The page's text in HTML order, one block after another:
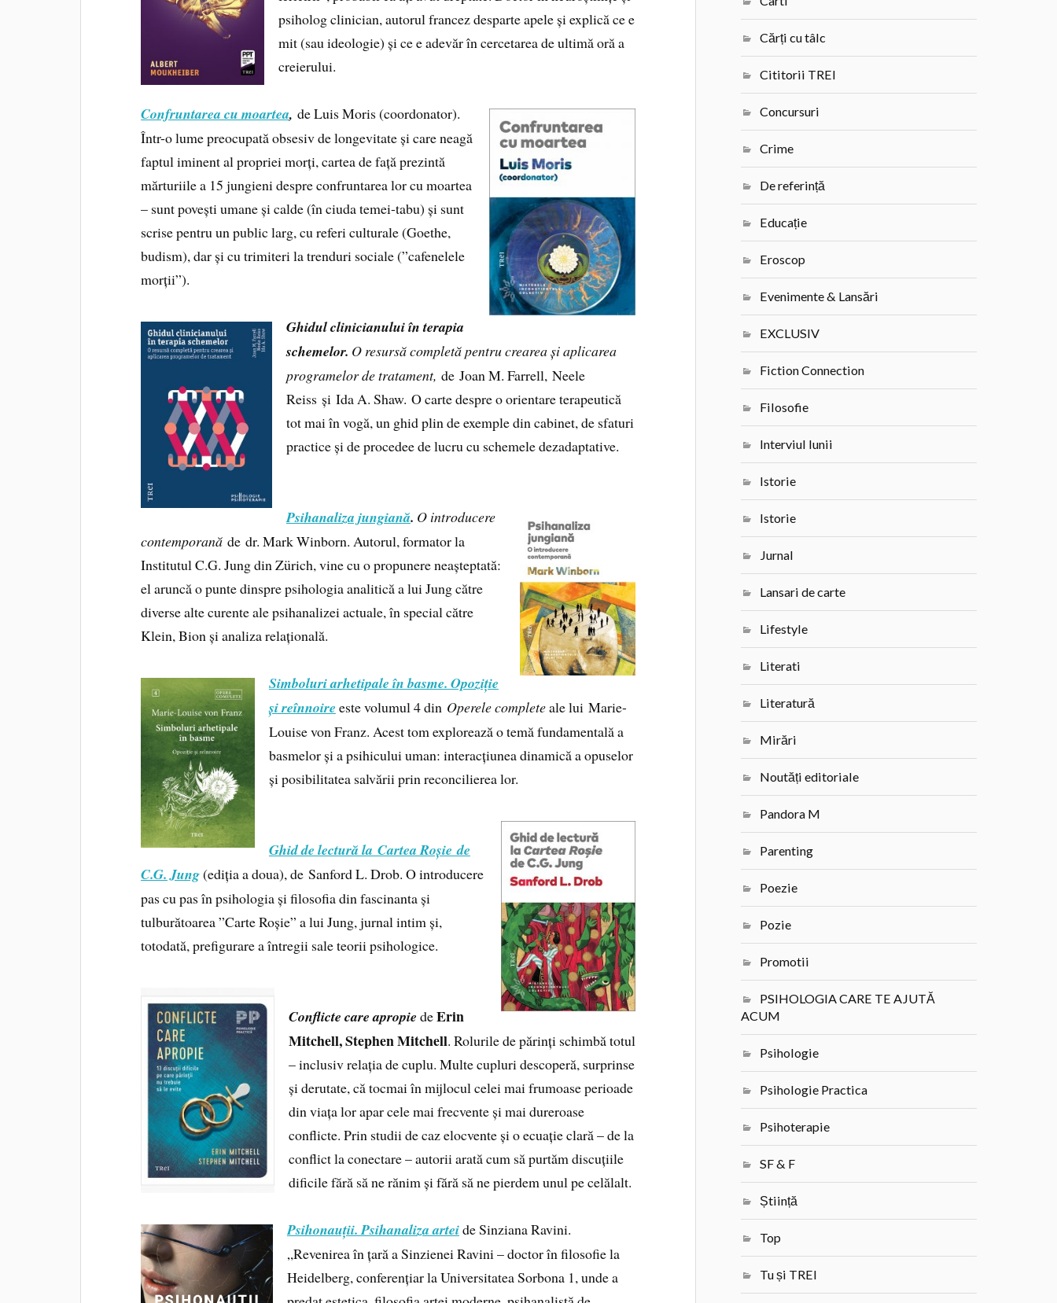
psiholog clinician, autorul francez desparte apele și explică ce e
mit (sau ideologie) și ce e adevăr în cercetarea de ultimă oră a
creierului.
Confruntarea cu moartea, de Luis Moris (coordonator).
Într-o lume preocupată obsesiv de longevitate și care neagă
faptul iminent al propriei morți, cartea de față prezintă
mărturiile a 15 jungieni despre confruntarea lor cu moartea
– sunt povești umane și calde (în ciuda temei-tabu) și sunt
scrise pentru un public larg, cu referi culturale (Goethe,
budism), dar și cu trimiteri la trenduri sociale (”cafenelele
morții”).
Ghidul clinicianului în terapia
schemelor. O resursă completă pentru crearea și aplicarea
programelor de tratament, de Joan M. Farrell, Neele
Reiss și Ida A. Shaw. O carte despre o orientare terapeutică
tot mai în vogă, un ghid plin de exemple din cabinet, de sfaturi
practice și de procedee de lucru cu schemele dezadaptative.
Psihanaliza jungiană. O introducere
contemporană de dr. Mark Winborn. Autorul, formator la
Institutul C.G. Jung din Zürich, vine cu o propunere neașteptată:
el aruncă o punte dinspre psihologia analitică a lui Jung către
diverse alte curente ale psihanalizei actuale, în special către
Klein, Bion și analiza relațională.
Simboluri arhetipale în basme. Opoziție
și reînnoire este volumul 4 dinOperele completeale lui Marie-
Louise von Franz. Acest tom explorează o temă fundamentală a
basmelor și a psihicului uman: interacțiunea dinamică a opuselor
și posibilitatea salvării prin reconcilierea lor.
Ghid de lectură la Cartea Roșie de
C.G. Jung(ediția a doua), de Sanford L. Drob. O introducere
pas cu pas în psihologia și filosofia din fascinanta și
tulburătoarea ”Carte Roșie” a lui Jung, jurnal intim și,
totodată, prefigurare a întregii sale teorii psihologice.
Conflicte care apropie deErin
Mitchell, Stephen Mitchell. Rolurile de părinți schimbă totul
– inclusiv relația de cuplu. Multe cupluri descoperă, surprinse
și derutate, că tocmai în mijlocul celei mai frumoase perioade
din viața lor apar cele mai frecvente și mai dureroase
conflicte. Prin studii de caz elocvente și o ecuație clară – de la
conflict la conectare – autorii arată cum să purtăm discuțiile
dificile fără să ne rănim și fără să ne pierdem unul pe celălalt.
Psihonauții. Psihanaliza arteide Sinziana Ravini.
„Revenirea în țară a Sinzienei Ravini – doctor în filosofie la
Heidelberg, conferențiar la Universitatea Sorbona 1, unde a
Cărți cu tâlc
Cititorii TREI
Concursuri
Crime
De referință
Educație
Eroscop
Evenimente & Lansări
EXCLUSIV
Fiction Connection
Filosofie
Interviul lunii
Istorie
Istorie
Jurnal
Lansari de carte
Lifestyle
Literati
Literatură
Mirări
Noutăți editoriale
Pandora M
Parenting
Poezie
Pozie
Promotii
PSIHOLOGIA CARE TE AJUTĂ
ACUM
Psihologie
Psihologie Practica
Psihoterapie
SF & F
Știință
Top
Tu și TREI